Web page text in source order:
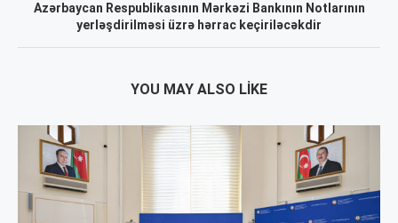
Azərbaycan Respublikasının Mərkəzi Bankının Notlarının
yerləşdirilməsi üzrə hərrac keçiriləcəkdir
YOU MAY ALSO LIKE